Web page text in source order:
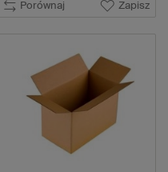
Porównaj Zapisz